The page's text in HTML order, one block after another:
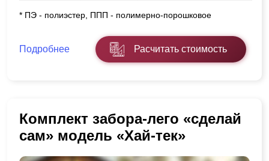
* ПЭ - полиэстер, ППП - полимерно-порошковое
Подробнее Расчитать стоимость
Комплект забора-лего «сделай
сам» модель «Хай-тек»